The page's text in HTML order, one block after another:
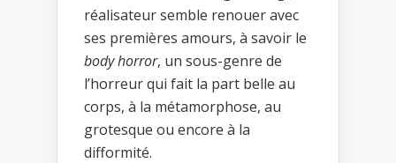
réalisateur semble renouer avec
ses premières amours, à savoir le
body horror, un sous-genre de
l’horreur qui fait la part belle au
corps, à la métamorphose, au
grotesque ou encore à la
difformité.